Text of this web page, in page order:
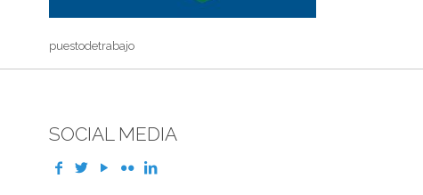
puestodetrabajo
SOCIAL MEDIA